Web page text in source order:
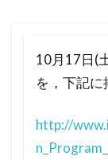
10月17日(
を，下記に
http://